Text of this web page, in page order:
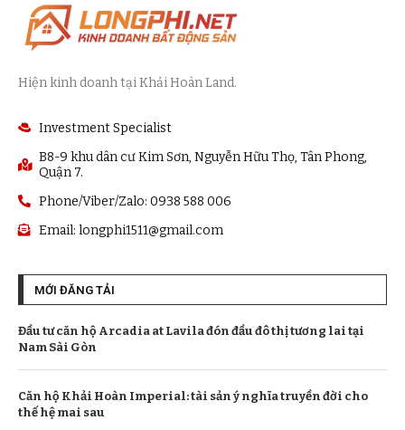
Hiện kinh doanh tại Khải Hoàn Land.
Investment Specialist
B8-9 khu dân cư Kim Sơn, Nguyễn Hữu Thọ, Tân Phong,
Quận 7.
Phone/Viber/Zalo: 0938 588 006
Email: longphi1511@gmail.com
MỚI ĐĂNG TẢI
Đầu tư căn hộ Arcadia at Lavila đón đầu đô thị tương lai tại
Nam Sài Gòn
Căn hộ Khải Hoàn Imperial: tài sản ý nghĩa truyền đời cho
thế hệ mai sau